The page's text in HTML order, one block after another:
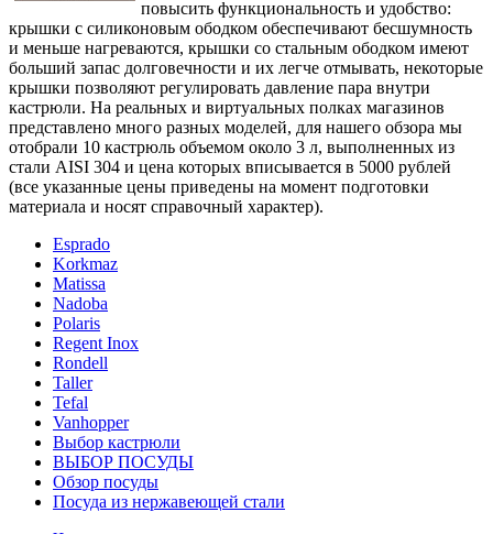
повысить функциональность и удобство:
крышки с силиконовым ободком обеспечивают бесшумность
и меньше нагреваются, крышки со стальным ободком имеют
больший запас долговечности и их легче отмывать, некоторые
крышки позволяют регулировать давление пара внутри
кастрюли. На реальных и виртуальных полках магазинов
представлено много разных моделей, для нашего обзора мы
отобрали 10 кастрюль объемом около 3 л, выполненных из
стали AISI 304 и цена которых вписывается в 5000 рублей
(все указанные цены приведены на момент подготовки
материала и носят справочный характер).
Esprado
Korkmaz
Matissa
Nadoba
Polaris
Regent Inox
Rondell
Taller
Tefal
Vanhopper
Выбор кастрюли
ВЫБОР ПОСУДЫ
Обзор посуды
Посуда из нержавеющей стали